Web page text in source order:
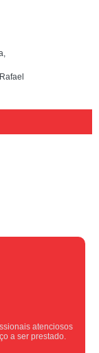
organizados.